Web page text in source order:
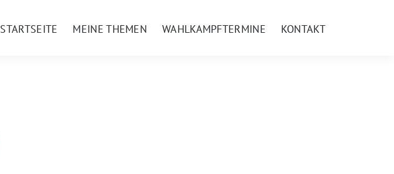
STARTSEITE MEINE THEMEN WAHLKAMPFTERMINE KONTAKT